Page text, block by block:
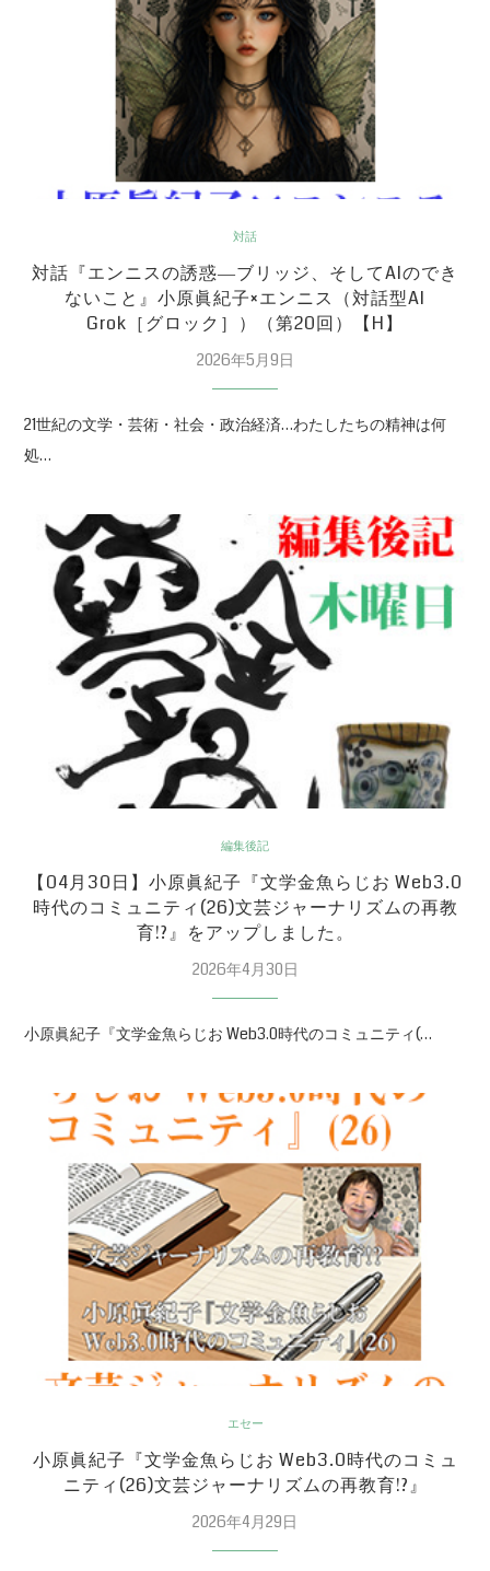
対話
対話『エンニスの誘惑―ブリッジ、そしてAIのでき
ないこと』小原眞紀子×エンニス（対話型AI
Grok［グロック］）（第20回）【H】
2026年5月9日
21世紀の文学・芸術・社会・政治経済…わたしたちの精神は何
処…
編集後記
【04月30日】小原眞紀子『文学金魚らじお Web3.0
時代のコミュニティ(26)文芸ジャーナリズムの再教
育!?』をアップしました。
2026年4月30日
小原眞紀子『文学金魚らじお Web3.0時代のコミュニティ(…
エセー
小原眞紀子『文学金魚らじお Web3.0時代のコミュ
ニティ(26)文芸ジャーナリズムの再教育!?』
2026年4月29日